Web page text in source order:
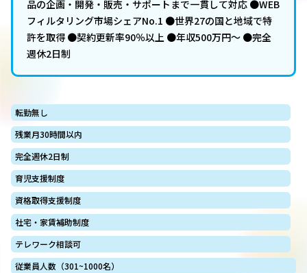
品の企画・開発・販売・サポートまで一貫して対応 ●WEB
フィルタリング市場シェアNo.1 ●世界27の国と地域で特
許を取得 ●契約更新率90％以上 ●年収500万円～ ●完全
週休2日制
転勤無し
残業月30時間以内
完全週休2日制
育児支援制度
資格取得支援制度
社宅・家賃補助制度
テレワーク相談可
従業員人数（301~1000名）